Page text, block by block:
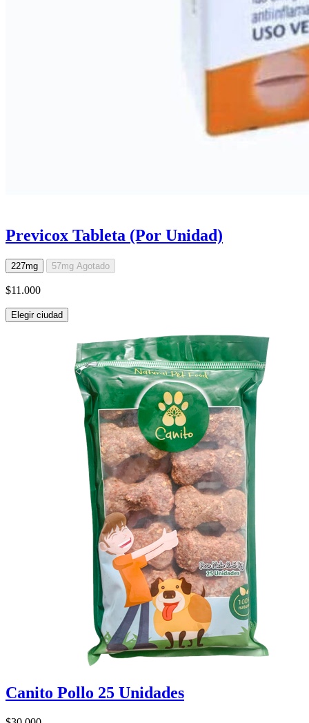
Previcox Tableta (Por Unidad)
227mg 57mg Agotado
$11.000
Elegir ciudad
Canito Pollo 25 Unidades